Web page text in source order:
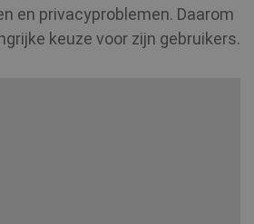
en privacyproblemen. Daarom
keuze voor zijn gebruikers.